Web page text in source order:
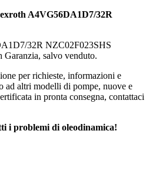
A4VG56DA1D7/32R
32R NZC02F023SHS
Garanzia, salvo venduto.
per richieste, informazioni e
ad altri modelli di pompe, nuove e
in pronta consegna, contattaci
i problemi di oleodinamica!